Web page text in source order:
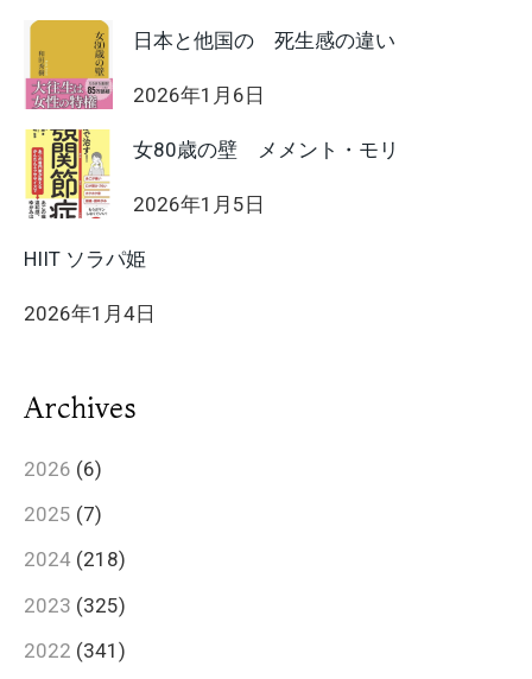
日本と他国の 死生感の違い
2026年1月6日
女80歳の壁 メメント・モリ
2026年1月5日
HIIT ソラパ姫
2026年1月4日
Archives
2026 (6)
2025 (7)
2024 (218)
2023 (325)
2022 (341)